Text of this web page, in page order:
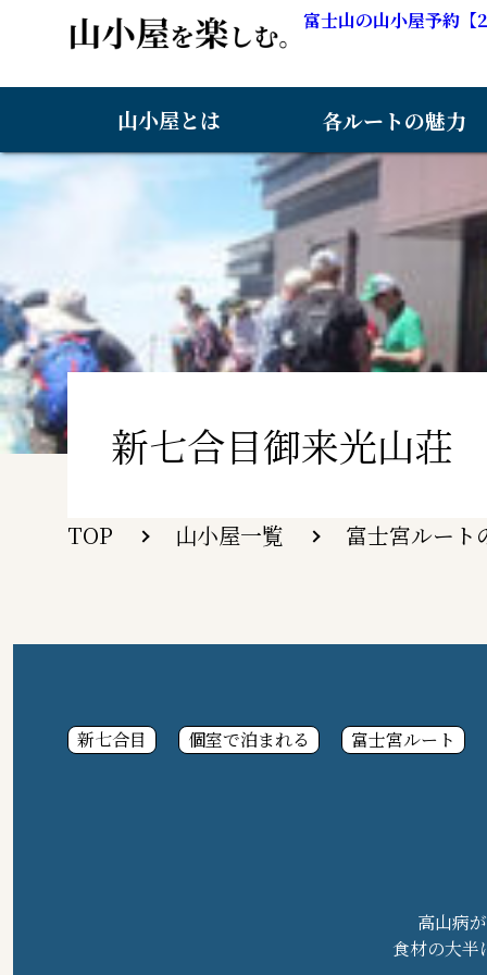
富士山の山小屋予約
山小屋とは 各ルートの魅力
新七合目御来光山荘
TOP 山小屋一覧 富士宮ルート
新七合目 個室で泊まれる 富士宮ルート
高山病
食材の大半